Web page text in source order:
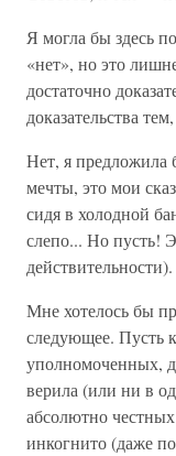
Я могла бы здесь
«нет», но это
достаточно
доказательства
Нет, я предложила
мечты, это мои
сидя в холодной
слепо... Но пусть!
действительности).
Мне хотелось бы
следующее. Пусть
уполномоченных,
верила (или ни в
абсолютно
инкогнито (даже